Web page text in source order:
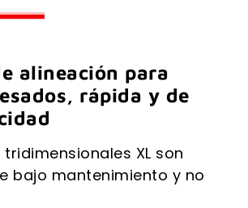
alineación para
rápida y de
XL son
bajo mantenimiento y no